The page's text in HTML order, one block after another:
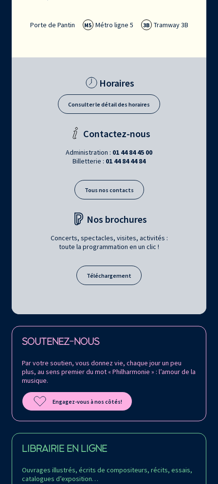
Porte de Pantin M5 Métro ligne 5 3B Tramway 3B
Horaires
Consulter le détail des horaires
Contactez-nous
Administration : 01 44 84 45 00
Billetterie : 01 44 84 44 84
Tous nos contacts
Nos brochures
Concerts, spectacles, visites, activités :
toute la programmation en un clic !
Téléchargement
SOUTENEZ-NOUS
Par votre soutien, vous donnez vie, chaque jour un peu
plus, au sens premier du mot « Philharmonie » : l’amour de la
musique.
Engagez-vous à nos côtés!
LIBRAIRIE EN LIGNE
Ouvrages illustrés, écrits de compositeurs, récits, essais,
catalogues d’exposition…
Retrouvez la Philharmonie de Paris sur